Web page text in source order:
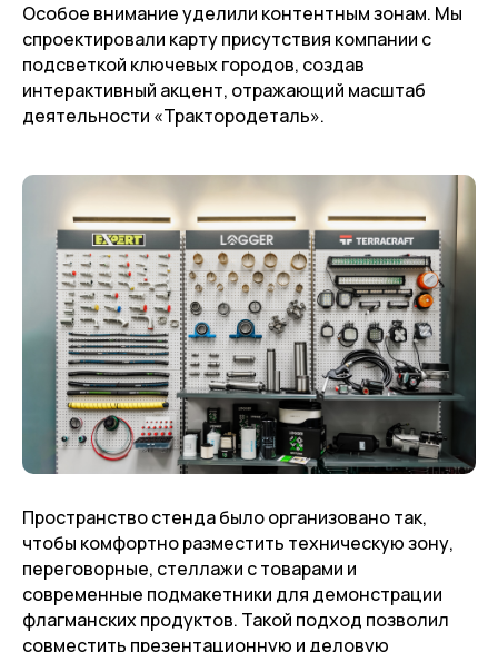
Особое внимание уделили контентным зонам. Мы
спроектировали карту присутствия компании с
подсветкой ключевых городов, создав
интерактивный акцент, отражающий масштаб
деятельности «Трактородеталь».
Пространство стенда было организовано так,
чтобы комфортно разместить техническую зону,
переговорные, стеллажи с товарами и
современные подмакетники для демонстрации
флагманских продуктов. Такой подход позволил
совместить презентационную и деловую